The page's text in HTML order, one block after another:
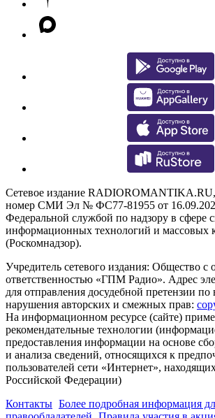
Сетевое издание
номер СМИ Эл № ФС77-81955 от
Федеральной службой по надзору в сфере
информационных технологий и массовых
(Роскомнадзор).
Учредитель сетевого издания: Общество с
ответственностью «ГПМ Радио». Адрес
для отправления досудебной претензии по
нарушения авторских и смежных прав:
На информационном ресурсе (сайте)
рекомендательные технологии
предоставления информации на основе
и анализа сведений, относящихся к
пользователей сети «Интернет»,
Российской Федерации)
Контакты Более подробная информация